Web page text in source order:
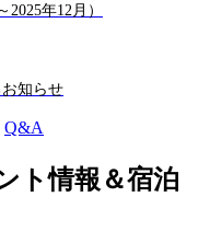
年12月）
知らせ
Q&A
ト情報＆宿泊